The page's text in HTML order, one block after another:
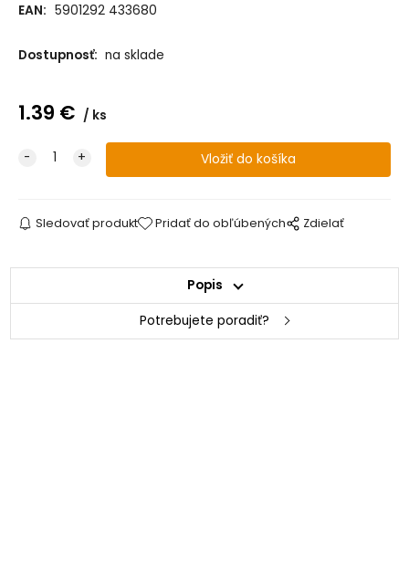
EAN: 5901292 433680
Dostupnosť: na sklade
1.39 € ks
Sledovať produkt Pridať do obľúbených Zdielať
Popis
Potrebujete poradiť?